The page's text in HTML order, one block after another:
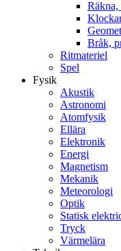
Räkna,
Bråk,
Ritmateriel
Spel
Fysik
Akustik
Astronomi
Atomfysik
Ellära
Elektronik
Energi
Magnetism
Mekanik
Meteorologi
Optik
Statisk
Tryck
Värmelära